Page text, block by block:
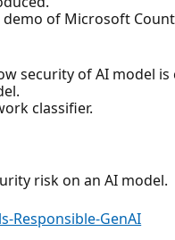
of Microsoft
security of AI model
classifier.
risk on an AI model.
Responsible-GenAI